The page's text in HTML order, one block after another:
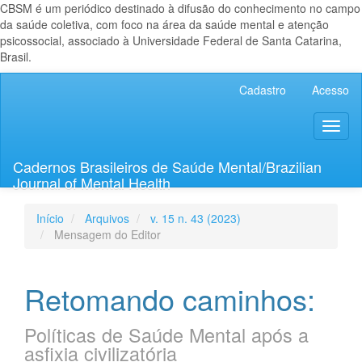
CBSM é um periódico destinado à difusão do conhecimento no campo
da saúde coletiva, com foco na área da saúde mental e atenção
psicossocial, associado à Universidade Federal de Santa Catarina,
Brasil.
Lateral
Cadastro Acesso
Cadernos Brasileiros de Saúde Mental/Brazilian
Journal of Mental Health
Início Arquivos
v. 15 n. 43 (2023)
Mensagem do Editor
Retomando caminhos:
Políticas de Saúde Mental após a
asfixia civilizatória